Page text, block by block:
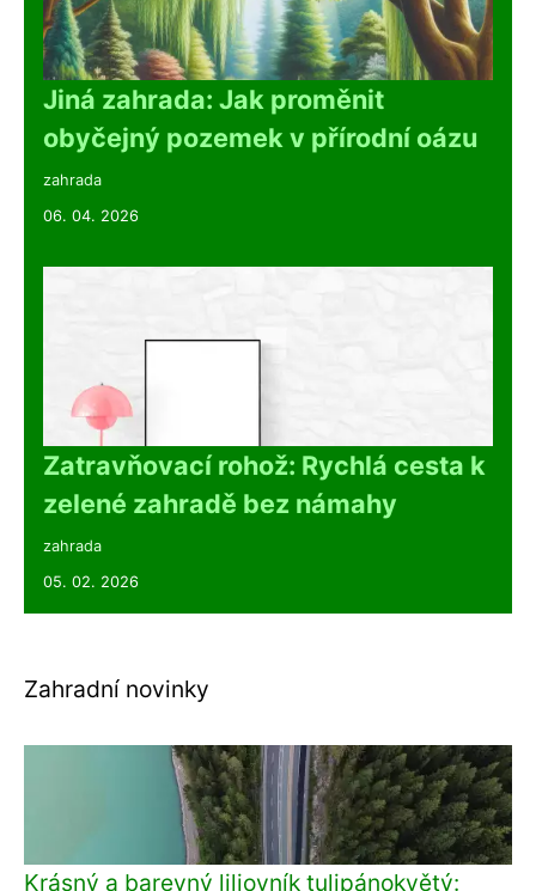
Jiná zahrada: Jak proměnit
obyčejný pozemek v přírodní oázu
zahrada
06. 04. 2026
Zatravňovací rohož: Rychlá cesta k
zelené zahradě bez námahy
zahrada
05. 02. 2026
Zahradní novinky
Krásný a barevný liliovník tulipánokvětý: